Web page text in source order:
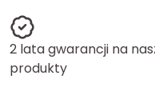
2 lata gwarancji na
produkty